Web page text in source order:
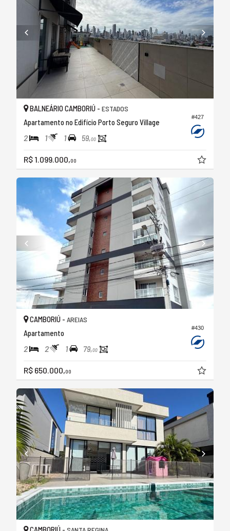
#427
BALNEÁRIO CAMBORIÚ - ESTADOS
Apartamento no Edifício Porto Seguro Village
2 1 1 59,00
R$ 1.099.000,00
#430
CAMBORIÚ - AREIAS
Apartamento
2 2 1 79,00
R$ 650.000,00